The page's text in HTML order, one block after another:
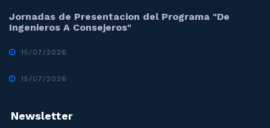
Jornadas de Presentacion del Programa "De
Ingenieros A Consejeros"
15/07/2026
15/07/2026
Newsletter